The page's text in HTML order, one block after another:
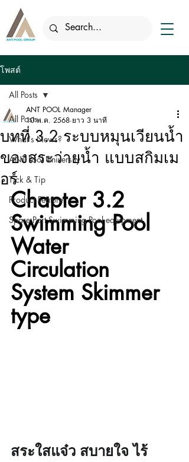
โพสต์
All Posts
What's News?
ANT Pool University
Tick & Tip
Product Feature
Spare Part Swimming Pool equipment
All Posts
บทที่ 3.2 ระบบหมุนเวียนน้ำ
ของสระว่ายน้ำ แบบสกิมเม
อร์
ANT POOL Manager
10 พ.ค. 2568 ยาว 3 นาที
Chapter 3.2
Swimming Pool
Water
Circulation
System Skimmer
type
สระใสแจ๋ว สบายใจ ไร้